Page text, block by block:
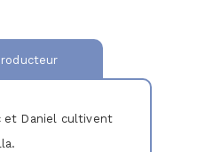
et Daniel cultivent